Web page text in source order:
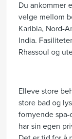
Du ankommer
velge mellom
Karibia, Nord-
India.
Rhassoul og
Elleve store
store bad og
fornyende
har sin egen